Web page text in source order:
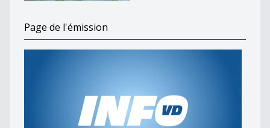
Page de l'émission